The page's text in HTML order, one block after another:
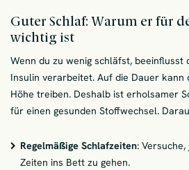
Guter Schlaf: Warum er für
wichtig ist
Wenn du zu wenig schläfst, beeinflusst
Insulin verarbeitet. Auf die Dauer kann
Höhe treiben. Deshalb ist erholsamer
für einen gesunden Stoffwechsel.
Regelmäßige Schlafzeiten:
Zeiten ins Bett zu gehen.